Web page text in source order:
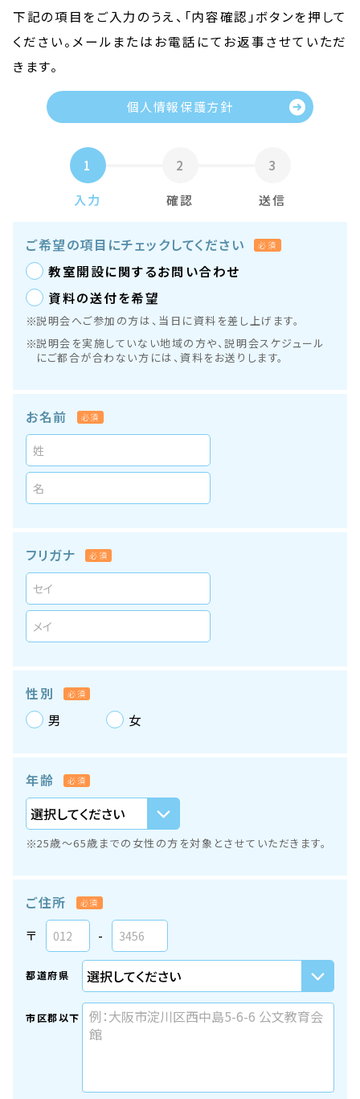
下記の項目をご入力のうえ、「内容確認」ボタンを押して
ください。 メールまたはお電話にてお返事させていただ
きます。
個人情報保護方針
1
入力
2
確認
3
送信
ご希望の項目にチェックしてください 必須
教室開設に関するお問い合わせ
資料の送付を希望
説明会へご参加の方は、当日に資料を差し上げます。
説明会を実施していない地域の方や、説明会スケジュール
にご都合が合わない方には、資料をお送りします。
お名前 必須
フリガナ 必須
性別 必須
男 女
年齢 必須
25歳～65歳までの女性の方を対象とさせていただきます。
ご住所 必須
〒 -
都道府県
市区郡以下